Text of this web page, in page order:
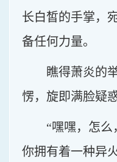
长白皙的手掌，
备任何力量。
瞧得萧炎的
愣，旋即满脸疑惑
“嘿嘿，怎
你拥有着一种异